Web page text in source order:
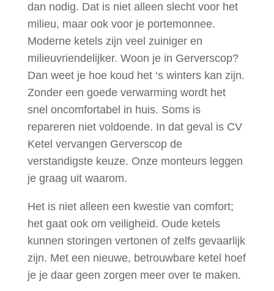
dan nodig. Dat is niet alleen slecht voor het
milieu, maar ook voor je portemonnee.
Moderne ketels zijn veel zuiniger en
milieuvriendelijker. Woon je in Gerverscop?
Dan weet je hoe koud het ‘s winters kan zijn.
Zonder een goede verwarming wordt het
snel oncomfortabel in huis. Soms is
repareren niet voldoende. In dat geval is CV
Ketel vervangen Gerverscop de
verstandigste keuze. Onze monteurs leggen
je graag uit waarom.
Het is niet alleen een kwestie van comfort;
het gaat ook om veiligheid. Oude ketels
kunnen storingen vertonen of zelfs gevaarlijk
zijn. Met een nieuwe, betrouwbare ketel hoef
je je daar geen zorgen meer over te maken.